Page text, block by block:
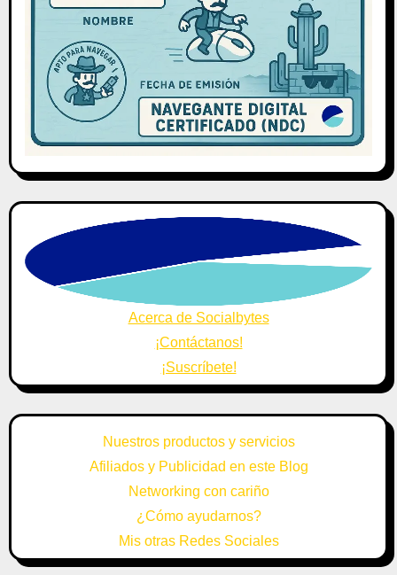
Acerca de Socialbytes
¡Contáctanos!
¡Suscríbete!
Nuestros productos y servicios
Afiliados y Publicidad en este Blog
Networking con cariño
¿Cómo ayudarnos?
Mis otras Redes Sociales